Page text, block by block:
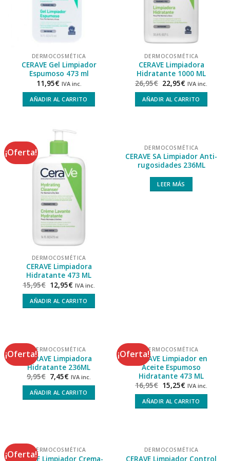
DERMOCOSMÉTICA
CERAVE Gel Limpiador
Espumoso 473 ml
11,95€ IVA inc.
AÑADIR AL CARRITO
DERMOCOSMÉTICA
CERAVE Limpiadora
Hidratante 1000 ML
26,95€ 22,95€ IVA inc.
AÑADIR AL CARRITO
¡Oferta!
DERMOCOSMÉTICA
CERAVE Limpiadora
Hidratante 473 ML
15,95€ 12,95€ IVA inc.
AÑADIR AL CARRITO
DERMOCOSMÉTICA
CERAVE SA Limpiador Anti-
rugosidades 236ML
LEER MÁS
¡Oferta!DERMOCOSMÉTICA
CERAVE Limpiadora
Hidratante 236ML
9,95€ 7,45€ IVA inc.
AÑADIR AL CARRITO
¡Oferta!DERMOCOSMÉTICA
CERAVE Limpiador en
Aceite Espumoso
Hidratante 473 ML
16,95€ 15,25€ IVA inc.
AÑADIR AL CARRITO
¡Oferta!DERMOCOSMÉTICA
CERAVE Limpiador Crema-
DERMOCOSMÉTICA
CERAVE Limpiador Control